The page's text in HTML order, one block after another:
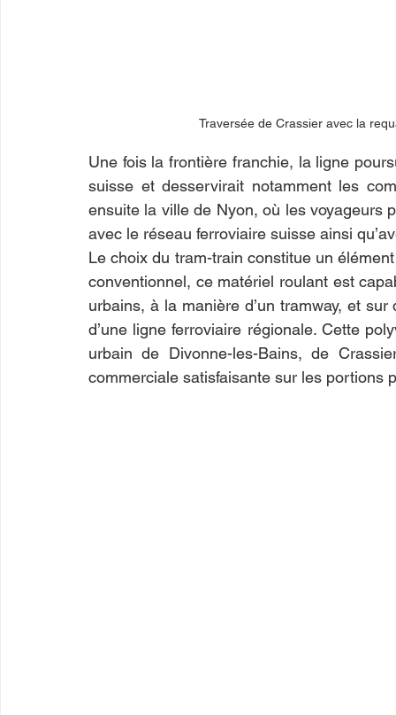
Traversée de Crassier avec la
Une fois la frontière franchie, la ligne
suisse et desservirait notamment les
ensuite la ville de Nyon, où les voyageurs
avec le réseau ferroviaire suisse ainsi
Le choix du tram-train constitue un
conventionnel, ce matériel roulant est
urbains, à la manière d’un tramway, et
d’une ligne ferroviaire régionale. Cette
urbain de Divonne-les-Bains, de
commerciale satisfaisante sur les portions